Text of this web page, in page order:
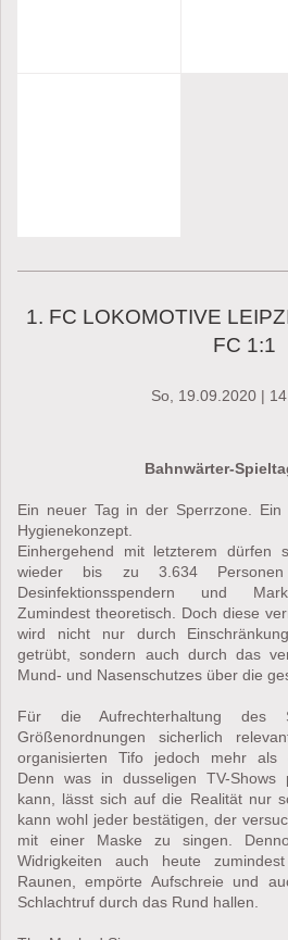
1. FC LOKOMOTIVE
FC 1:1
So, 19.09.2020 |
Bahnwärter-
Ein neuer Tag in der Sperrzone.
Hygienekonzept.
Einhergehend mit letzterem dürfen
wieder bis zu 3.634 Personen
Desinfektionsspendern und
Zumindest theoretisch. Doch diese
wird nicht nur durch
getrübt, sondern auch durch das
Mund- und Nasenschutzes über die
Für die Aufrechterhaltung des
Größenordnungen sicherlich
organisierten Tifo jedoch mehr als
Denn was in dusseligen TV-Shows
kann, lässt sich auf die Realität nur
kann wohl jeder bestätigen, der
mit einer Maske zu singen.
Widrigkeiten auch heute
Raunen, empörte Aufschreie und
Schlachtruf durch das Rund hallen.